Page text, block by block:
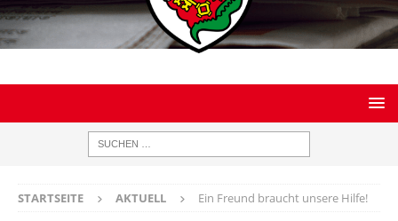
STARTSEITE AKTUELL Ein Freund braucht unsere Hilfe!